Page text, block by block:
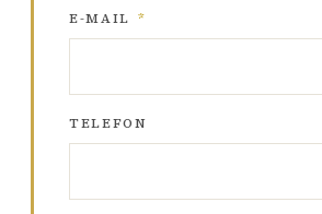
E-MAIL *
TELEFON